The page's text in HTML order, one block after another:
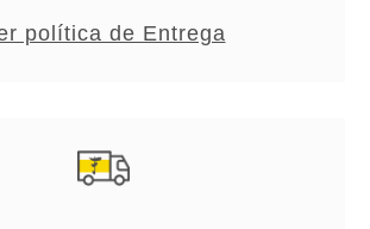
política de Entrega